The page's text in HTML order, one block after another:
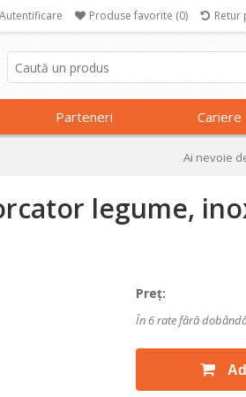
Autentificare Produse favorite (0) Retur
Parteneri Cariere
Ai nevoie
legume,
Preţ:
În 6 rate fără